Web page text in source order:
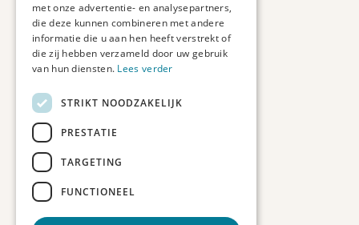
Contact informatie
Etienne de Pinedaweg 34
3711 CH, Austerlitz
Nederland
info@fotoprintxl.nl
0343 78 58 00
KVK: 81960263
BTW: NL002708709B23
met onze advertentie- en analysepartners,
die deze kunnen combineren met andere
informatie die u aan hen heeft verstrekt of
die zij hebben verzameld door uw gebruik
van hun diensten. Lees verder
STRIKT NOODZAKELIJK
PRESTATIE
TARGETING
FUNCTIONEEL